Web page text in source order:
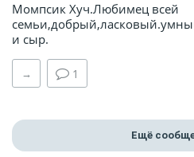
Момпсик Хуч.Любимец всей
и сыр.
→ 1
Ещё